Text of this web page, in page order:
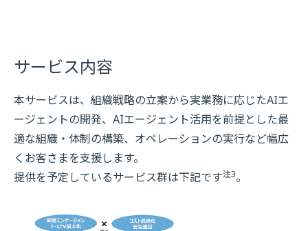
サービス内容
本サービスは、組織戦略の立案から実業務に応じたAIエ
ージェントの開発、AIエージェント活用を前提とした最
適な組織・体制の構築、オペレーションの実行など幅広
くお客さまを支援します。
提供を予定しているサービス群は下記です注3。